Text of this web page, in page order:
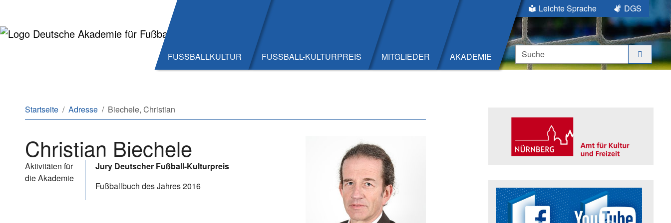
FUSSBALLKULTUR FUSSBALL-KULTURPREIS MITGLIEDER AKADEMIE
Leichte Sprache
DGS
Suche
Sie sind hier:
Startseite Adresse Biechele, Christian
Christian Biechele
Aktivitäten für
die Akademie
Jury Deutscher Fußball-Kulturpreis
Fußballbuch des Jahres 2016